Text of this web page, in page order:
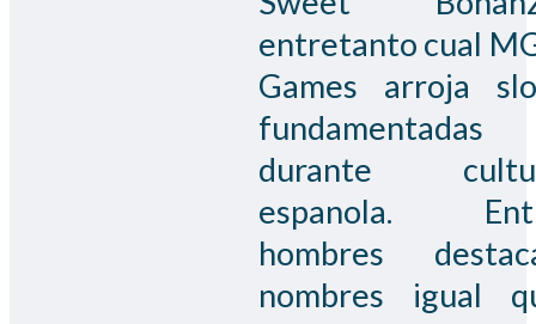
entretanto cual
Games arroja
fundamentadas
durante
espanola.
hombres
nombres igual